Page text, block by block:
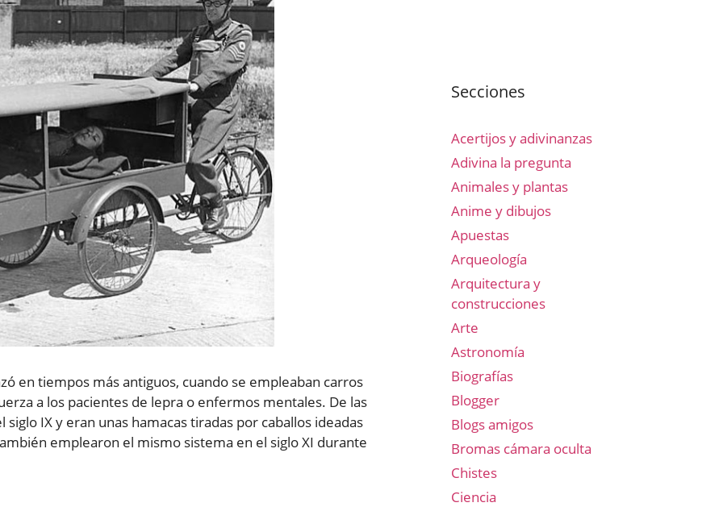
en tiempos más antiguos, cuando se empleaban carros
a los pacientes de lepra o enfermos mentales. De las
IX y eran unas hamacas tiradas por caballos ideadas
emplearon el mismo sistema en el siglo XI durante
Secciones
Acertijos y adivinanzas
Adivina la pregunta
Animales y plantas
Anime y dibujos
Apuestas
Arqueología
Arquitectura y
construcciones
Arte
Astronomía
Biografías
Blogger
Blogs amigos
Bromas cámara oculta
Chistes
Ciencia